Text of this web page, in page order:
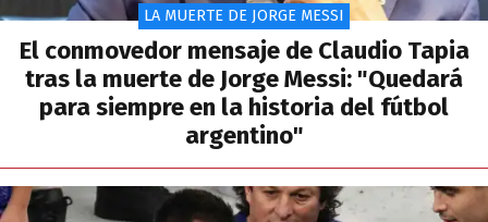
LA MUERTE DE JORGE MESSI
El conmovedor mensaje de Claudio Tapia
tras la muerte de Jorge Messi: "Quedará
para siempre en la historia del fútbol
argentino"